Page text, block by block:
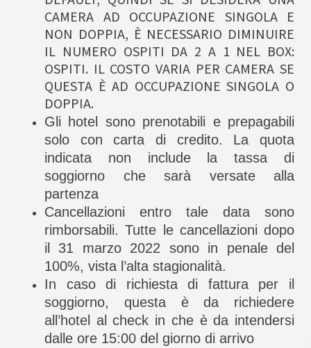
CAMERA AD OCCUPAZIONE SINGOLA E
NON DOPPIA, È NECESSARIO DIMINUIRE
IL NUMERO OSPITI DA 2 A 1 NEL BOX:
OSPITI. IL COSTO VARIA PER CAMERA SE
QUESTA È AD OCCUPAZIONE SINGOLA O
DOPPIA.
Gli hotel sono prenotabili e prepagabili
solo con carta di credito. La quota
indicata non include la tassa di
soggiorno che sarà versate alla
partenza
Cancellazioni entro tale data sono
rimborsabili. Tutte le cancellazioni dopo
il 31 marzo 2022 sono in penale del
100%, vista l’alta stagionalità.
In caso di richiesta di fattura per il
soggiorno, questa è da richiedere
all’hotel al check in che è da intendersi
dalle ore 15:00 del giorno di arrivo